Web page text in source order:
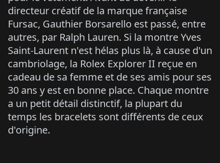
directeur créatif de la marque française
Fursac, Gauthier Borsarello est passé, entre
autres, par Ralph Lauren. Si la montre Yves
Saint-Laurent n'est hélas plus là, à cause d'un
cambriolage, la Rolex Explorer II reçue en
cadeau de sa femme et de ses amis pour ses
30 ans y est en bonne place. Chaque montre
a un petit détail distinctif, la plupart du
temps les bracelets sont différents de ceux
d'origine.